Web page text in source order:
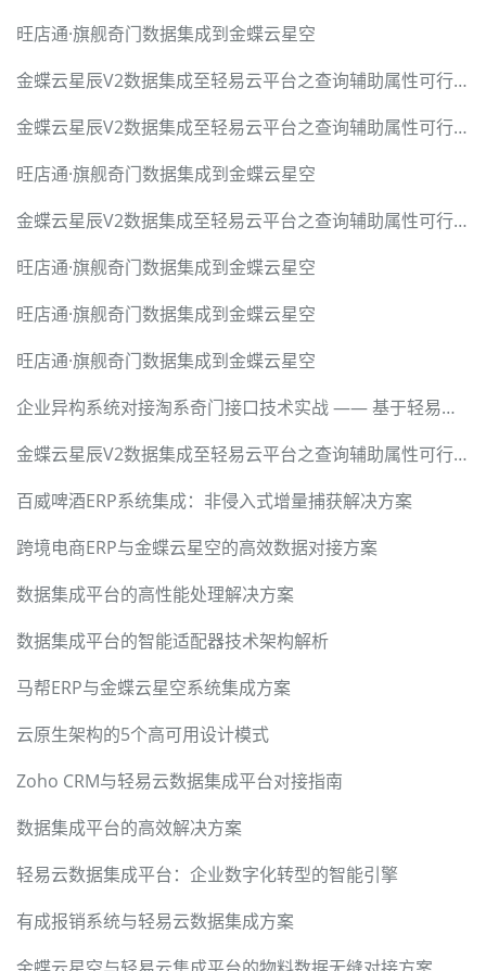
旺店通·旗舰奇门数据集成到金蝶云星空
金蝶云星辰V2数据集成至轻易云平台之查询辅助属性可行性调研报告
金蝶云星辰V2数据集成至轻易云平台之查询辅助属性可行性调研报告
旺店通·旗舰奇门数据集成到金蝶云星空
金蝶云星辰V2数据集成至轻易云平台之查询辅助属性可行性调研报告
旺店通·旗舰奇门数据集成到金蝶云星空
旺店通·旗舰奇门数据集成到金蝶云星空
旺店通·旗舰奇门数据集成到金蝶云星空
企业异构系统对接淘系奇门接口技术实战 —— 基于轻易云数据集成平台的全流程解密
金蝶云星辰V2数据集成至轻易云平台之查询辅助属性可行性调研报告
百威啤酒ERP系统集成：非侵入式增量捕获解决方案
跨境电商ERP与金蝶云星空的高效数据对接方案
数据集成平台的高性能处理解决方案
数据集成平台的智能适配器技术架构解析
马帮ERP与金蝶云星空系统集成方案
云原生架构的5个高可用设计模式
Zoho CRM与轻易云数据集成平台对接指南
数据集成平台的高效解决方案
轻易云数据集成平台：企业数字化转型的智能引擎
有成报销系统与轻易云数据集成方案